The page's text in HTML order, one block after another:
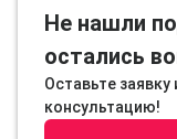
Не нашли
остались
Оставьте
консультацию!